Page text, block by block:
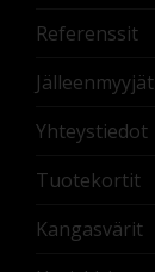
Referenssit
Jälleenmyyjät
Yhteystiedot
Tuotekortit
Kangasvärit